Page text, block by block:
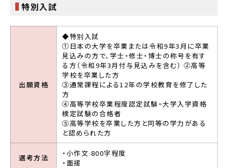
特別入試
出願資格
◆特別入試
①日本の大学を卒業または令和9年3月に卒業
見込みの方で、学士・修士・博士の称号を有す
る方（令和9年3月付与見込みを含む） ②高等
学校を卒業した方
③通常課程による12年の学校教育を修了した
方
④高等学校卒業程度認定試験・大学入学資格
検定試験の合格者
⑤高等学校を卒業した方と同等の学力がある
と認められた方
選考方法
・小作文 800字程度
・面接